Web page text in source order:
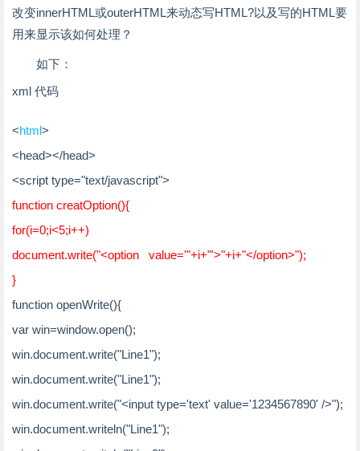
改变innerHTML或outerHTML来动态写HTML?以及写的HTML要
用来显示该如何处理？
如下：
xml 代码
<html>
<head></head>
<script type="text/javascript">
function creatOption(){
for(i=0;i<5;i++)
document.write("<option value='"+i+"'>"+i+"</option>");
}
function openWrite(){
var win=window.open();
win.document.write("Line1");
win.document.write("Line1");
win.document.write("<input type='text' value='1234567890' />");
win.document.writeln("Line1");